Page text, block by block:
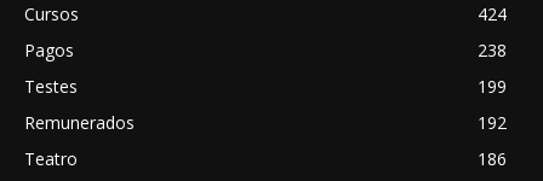
Cursos
424
Pagos
238
Testes
199
Remunerados
192
Teatro
186